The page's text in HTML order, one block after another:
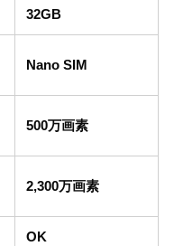
32GB
Nano SIM
500万画素
2,300万画素
OK